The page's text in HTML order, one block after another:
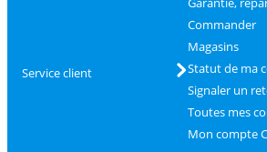
Service client
Commander
Magasins
Statut de ma
Signaler un
Toutes mes
Mon compte